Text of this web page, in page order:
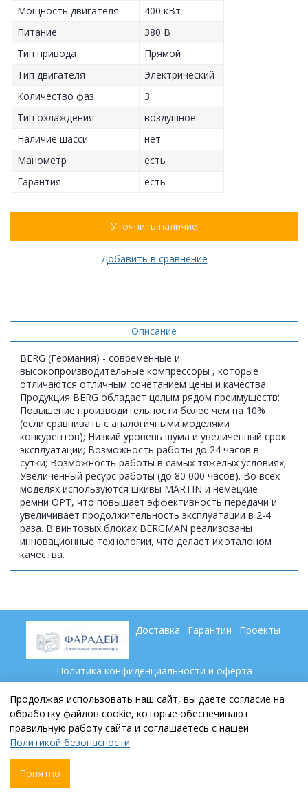
Мощность двигателя
400 кВт
Питание
380 В
Тип привода
Прямой
Тип двигателя
Электрический
Количество фаз
3
Тип охлаждения
воздушное
Наличие шасси
нет
Манометр
есть
Гарантия
есть
Уточнить наличие
Добавить в сравнение
Описание
BERG (Германия) - современные и
высокопроизводительные компрессоры , которые
отличаются отличным сочетанием цены и качества.
Продукция BERG обладает целым рядом преимуществ:
Повышение производительности более чем на 10%
(если сравнивать с аналогичными моделями
конкурентов); Низкий уровень шума и увеличенный срок
эксплуатации; Возможность работы до 24 часов в
сутки; Возможность работы в самых тяжелых условиях;
Увеличенный ресурс работы (до 80 000 часов). Во всех
моделях используются шкивы MARTIN и немецкие
ремни ОРТ, что повышает эффективность передачи и
увеличивает продолжительность эксплуатации в 2-4
раза. В винтовых блоках BERGMAN реализованы
инновационные технологии, что делает их эталоном
качества.
Доставка Гарантии Проекты
Политика конфиденциальности и оферта
Пользовательское соглашение
+7 (846) 269 79 69
Продолжая использовать наш сайт, вы даете согласие на
обработку файлов cookie, которые обеспечивают
правильную работу сайта и соглашаетесь с нашей
Политикой безопасности
Понятно